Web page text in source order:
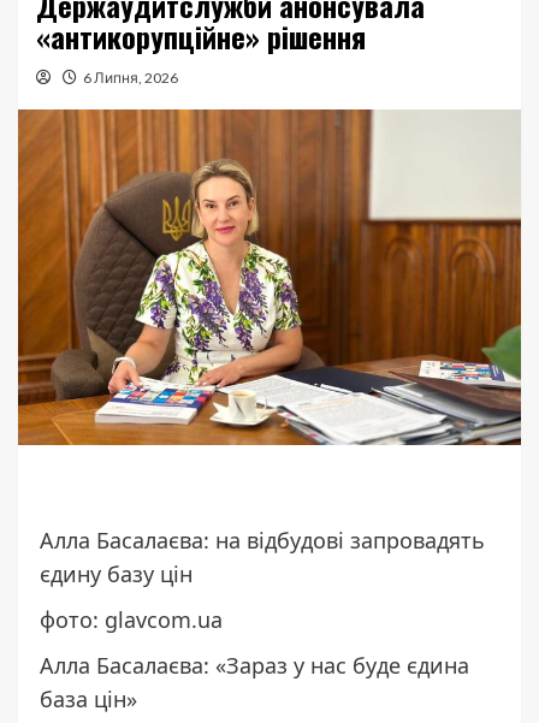
«антикорупційне» рішення
6 Липня, 2026
Алла Басалаєва: на відбудові запровадять
єдину базу цін
фото: glavcom.ua
Алла Басалаєва: «Зараз у нас буде єдина
база цін»